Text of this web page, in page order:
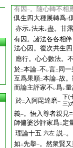
有因 一。隨心轉不相
倶生四大種展轉爲二
亦示レ法未レ盡。甘
有因。諸法各各相
法心因。復次共生
應行。心心數法。
於二本論一不 レ言二 同一
互爲果順二本論一故
而論主評家不 レ爲レ
於二 入阿毘達磨一
下(
三)
義一。悟入尊者親見
師偏婆沙評家爲二 定
理論十五 六左 説一
如 二先擧一。然衆賢